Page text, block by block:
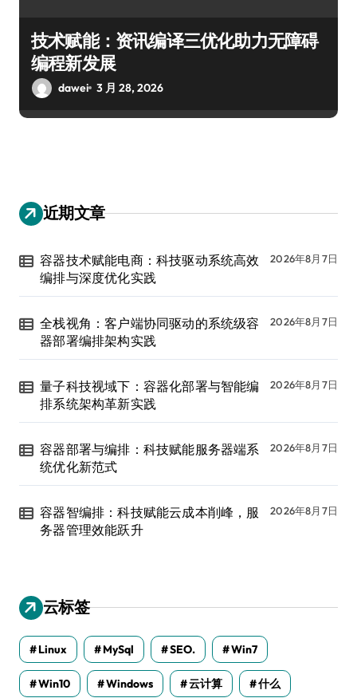
技术赋能：资讯编译三优化助力无障碍
编程新发展
dawei 3 月 28, 2026
近期文章
容器技术赋能电商：科技驱动系统高效
编排与深度优化实践
2026年8月7日
全栈视角：客户端协同驱动的系统级容
器部署编排架构实践
2026年8月7日
量子科技视域下：容器化部署与智能编
排系统架构革新实践
2026年8月7日
容器部署与编排：科技赋能服务器端系
统优化新范式
2026年8月7日
容器智编排：科技赋能云成本削峰，服
务器管理效能跃升
2026年8月7日
云标签
Linux MySql SEO. Win7
Win10 Windows 云计算 什么